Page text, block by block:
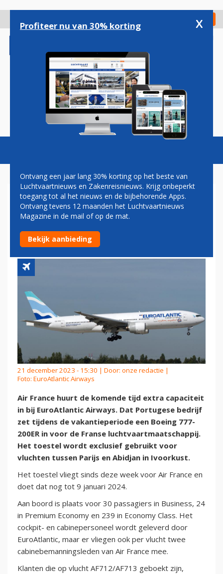
gaan
Check in
Magazine Podcasts Vacatures
AIR FRANCE HUURT BOEING
777 VAN EUROATLANTIC
AIRWAYS
21 december 2023 - 15:30 | Door: onze redactie |
Foto: EuroAtlantic Airways
Air France huurt de komende tijd extra capaciteit
in bij EuroAtlantic Airways. Dat Portugese bedrijf
zet tijdens de vakantieperiode een Boeing 777-
200ER in voor de Franse luchtvaartmaatschappij.
Het toestel wordt exclusief gebruikt voor
vluchten tussen Parijs en Abidjan in Ivoorkust.
Het toestel vliegt sinds deze week voor Air France en
doet dat nog tot 9 januari 2024.
Aan boord is plaats voor 30 passagiers in Business, 24
in Premium Economy en 239 in Economy Class. Het
cockpit- en cabinepersoneel wordt geleverd door
EuroAtlantic, maar er vliegen ook per vlucht twee
cabinebemanningsleden van Air France mee.
Klanten die op vlucht AF712/AF713 geboekt zijn,
Profiteer nu van 30% korting x
Ontvang een jaar lang 30% korting op het beste van
Luchtvaartnieuws en Zakenreisnieuws. Krijg onbeperkt
toegang tot al het nieuws en de bijbehorende Apps.
Ontvang tevens 12 maanden het Luchtvaartnieuws
Magazine in de mail of op de mat.
Bekijk aanbieding